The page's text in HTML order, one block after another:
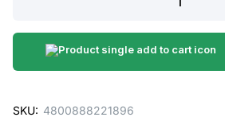
GO
48H
SKU: 4800888221896